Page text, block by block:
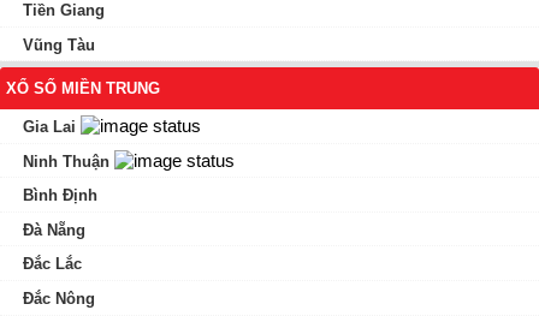
Tiền Giang
Vũng Tàu
XỔ SỐ MIỀN TRUNG
Gia Lai
Ninh Thuận
Bình Định
Đà Nẵng
Đắc Lắc
Đắc Nông